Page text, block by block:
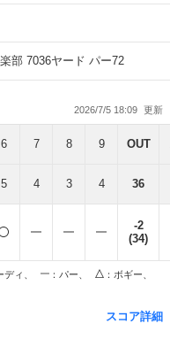
部 7036ヤード パー72
2026/7/5 18:09
6 7 8 9 OUT
5 4 3 4 36
-2
(34)
ディ、 ：パー、
：ボギー、
スコア詳細